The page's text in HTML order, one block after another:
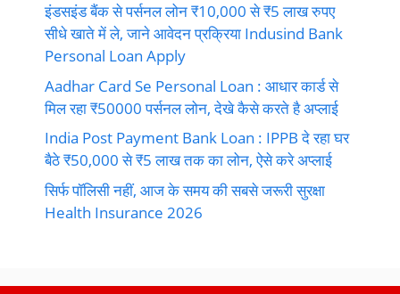
इंडसइंड बैंक से पर्सनल लोन ₹10,000 से ₹5 लाख रुपए
सीधे खाते में ले, जाने आवेदन प्रक्रिया Indusind Bank
Personal Loan Apply
Aadhar Card Se Personal Loan : आधार कार्ड से
मिल रहा ₹50000 पर्सनल लोन, देखे कैसे करते है अप्लाई
India Post Payment Bank Loan : IPPB दे रहा घर
बैठे ₹50,000 से ₹5 लाख तक का लोन, ऐसे करे अप्लाई
सिर्फ पॉलिसी नहीं, आज के समय की सबसे जरूरी सुरक्षा
Health Insurance 2026